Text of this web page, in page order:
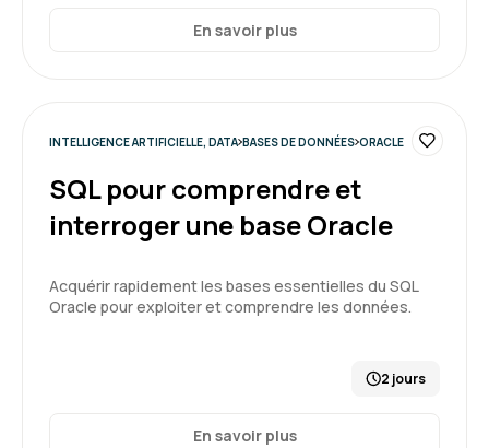
En savoir plus
INTELLIGENCE ARTIFICIELLE, DATA BASES DE DONNÉES ORACLE
SQL pour comprendre et
interroger une base Oracle
Acquérir rapidement les bases essentielles du SQL
Oracle pour exploiter et comprendre les données.
2 jours
En savoir plus